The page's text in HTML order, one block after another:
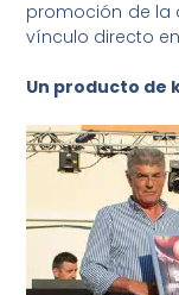
promoción de la
vínculo directo
Un producto de